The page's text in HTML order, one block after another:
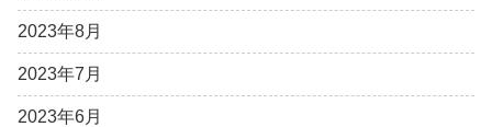
2023年8月
2023年7月
2023年6月